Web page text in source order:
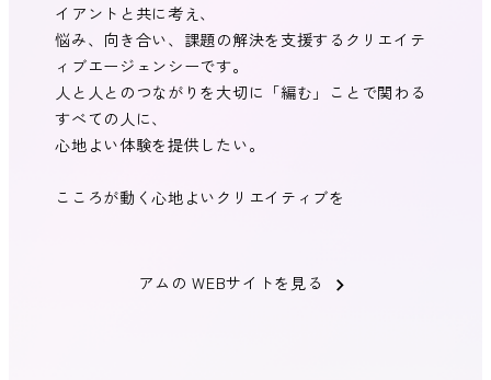
イアントと共に考え、
悩み、向き合い、課題の解決を支援するクリエイテ
ィブエージェンシーです。
人と人とのつながりを大切に「編む」ことで関わる
すべての人に、
心地よい体験を提供したい。
こころが動く心地よいクリエイティブを
アムの WEBサイトを見る